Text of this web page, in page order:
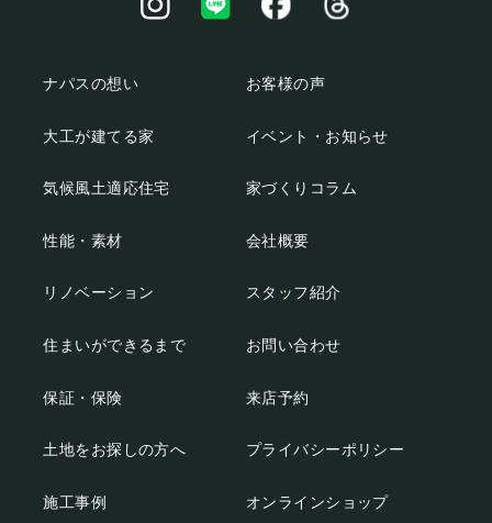
ナパスの想い
大工が建てる家
気候風土適応住宅
性能・素材
リノベーション
住まいができるまで
保証・保険
土地をお探しの方へ
施工事例
お客様の声
イベント・お知らせ
家づくりコラム
会社概要
スタッフ紹介
お問い合わせ
来店予約
プライバシーポリシー
オンラインショップ